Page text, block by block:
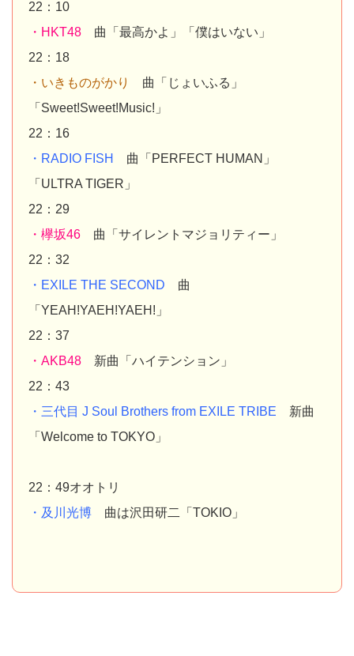
22：10
・HKT48 曲「最高かよ」「僕はいない」
22：18
・いきものがかり
曲「じょいふる」
「Sweet!Sweet!Music!」
22：16
・RADIO FISH
曲「PERFECT HUMAN」
「ULTRA TIGER」
22：29
・欅坂46 曲「サイレントマジョリティー」
22：32
・EXILE THE SECOND 曲
「YEAH!YAEH!YAEH!」
22：37
・AKB48 新曲「ハイテンション」
22：43
・三代目 J Soul Brothers from EXILE TRIBE 新曲
「Welcome to TOKYO」
22：49オオトリ
・及川光博 曲は沢田研二「TOKIO」